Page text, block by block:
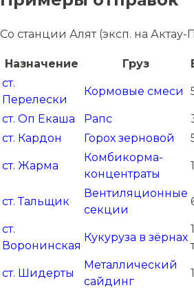
Со станции Алят (эксп. на Актау-
Назначение Груз
ст.
Перелески
Кормовые смеси
ст. Оп Екаша Рапс
ст. Кардон
Горох зерновой
ст. Жарма
Комбикорма-
концентраты
ст. Тальщик
Вентиляционные
секции
ст.
Воронинская
Кукуруза в зёрнах
ст. Шидерты
Металлический
сайдинг